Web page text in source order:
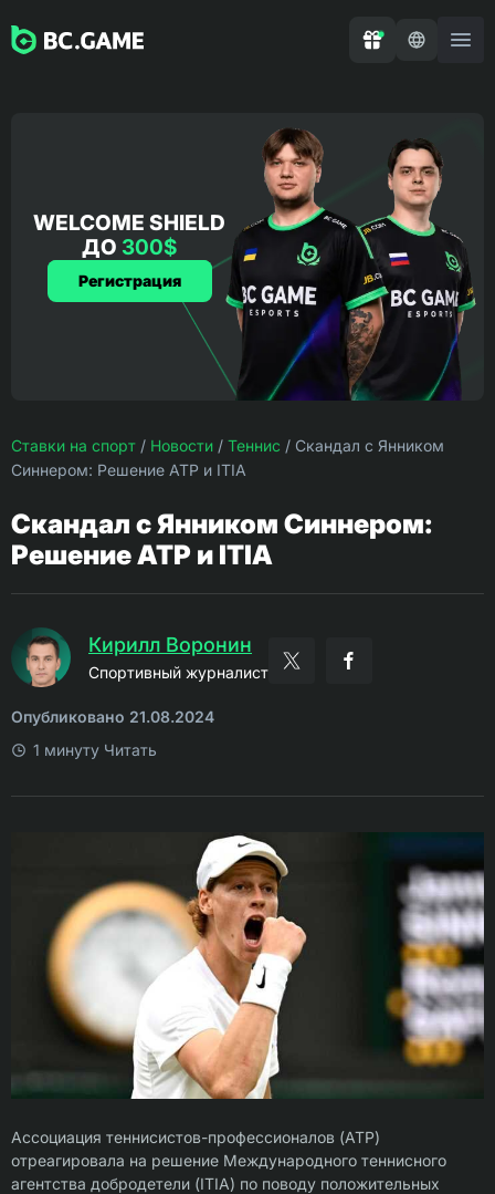
WELCOME SHIELD
ДО 300$
Регистрация
Ставки на спорт / Новости / Теннис / Скандал с Янником
Синнером: Решение ATP и ITIA
Скандал с Янником Синнером:
Решение ATP и ITIA
Кирилл Воронин
Спортивный журналист
Опубликовано 21.08.2024
1 минуту Читать
Ассоциация теннисистов-профессионалов (ATP)
отреагировала на решение Международного теннисного
агентства добродетели (ITIA) по поводу положительных